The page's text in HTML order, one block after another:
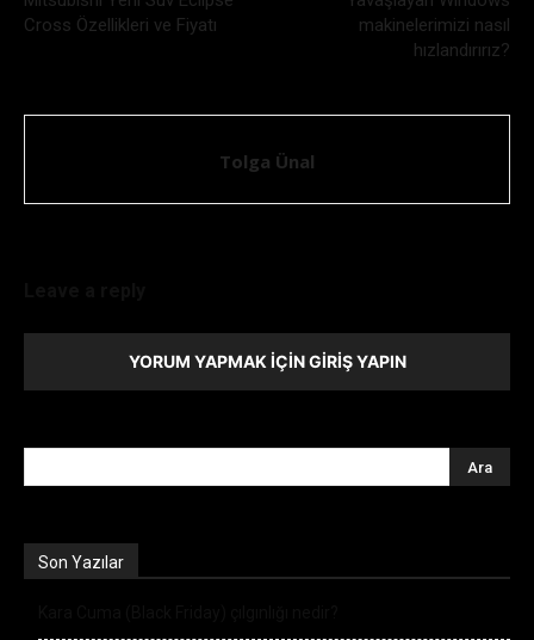
Cross Özellikleri ve Fiyatı
makinelerimizi nasıl
hızlandırırız?
Tolga Ünal
YORUM YAPMAK İÇIN GIRIŞ YAPIN
Son Yazılar